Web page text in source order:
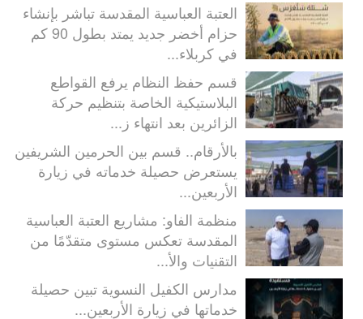
العتبة العباسية المقدسة تباشر بإنشاء
حزام أخضر جديد يمتد بطول 90 كم
في كربلاء...
قسم حفظ النظام يرفع القواطع
البلاستيكية الخاصة بتنظيم حركة
الزائرين بعد انتهاء ز...
بالأرقام.. قسم بين الحرمين الشريفين
يستعرض حصيلة خدماته في زيارة
الأربعين...
منظمة الفاو: مشاريع العتبة العباسية
المقدسة تعكس مستوى متقدّمًا من
التقنيات والأ...
مدارس الكفيل النسوية تبين حصيلة
خدماتها في زيارة الأربعين...